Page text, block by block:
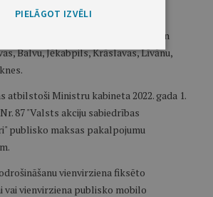
Jēkabpils, Daugavpils, Rēzekne un
Balvu, Jēkabpils, Krāslavas, Līvānu,
atbilstoši Ministru kabineta 2022. gada 1.
87 "Valsts akciju sabiedrības
publisko maksas pakalpojumu
vienvirziena fiksēto
vai vienvirziena publisko mobilo
PIELĀGOT IZVĒLI